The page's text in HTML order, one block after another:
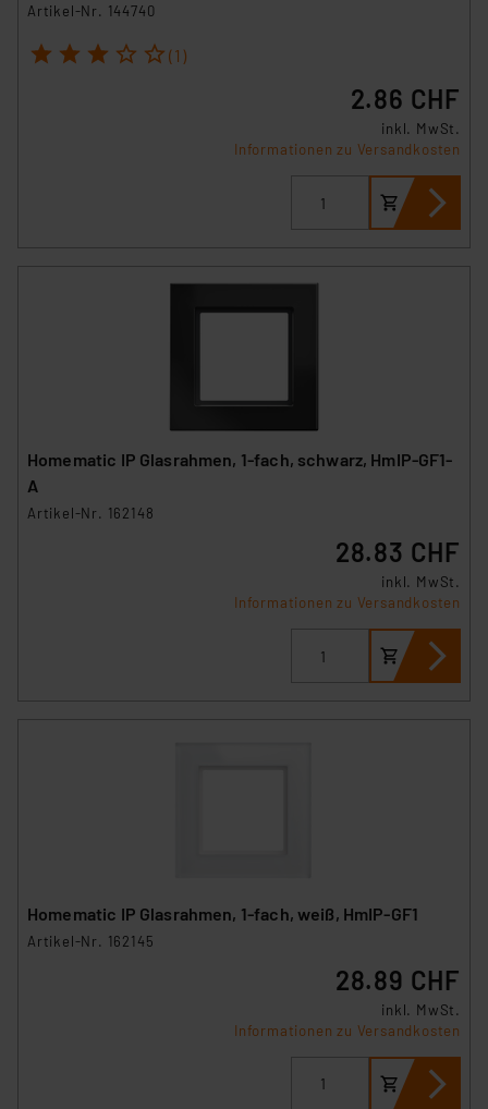
Artikel-Nr. 144740
1 2 3 4 5 (1)
2.86 CHF
inkl. MwSt.
Informationen zu Versandkosten
Homematic IP Glasrahmen, 1-fach, schwarz, HmIP-GF1-
A
Artikel-Nr. 162148
28.83 CHF
inkl. MwSt.
Informationen zu Versandkosten
Homematic IP Glasrahmen, 1-fach, weiß, HmIP-GF1
Artikel-Nr. 162145
28.89 CHF
inkl. MwSt.
Informationen zu Versandkosten